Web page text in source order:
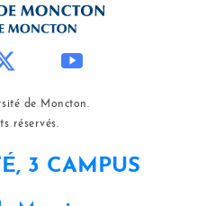
de Moncton.
réservés.
3 CAMPUS